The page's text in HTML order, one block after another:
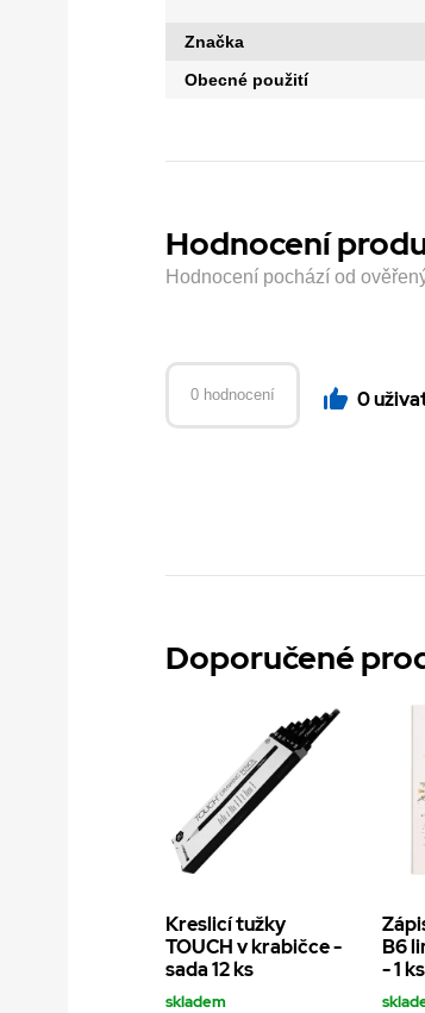
Značka
Obecné použití
Hodnocení
Hodnocení pochází od
0 hodnocení 0
Doporučené
Kreslicí tužky
TOUCH v krabičce -
sada 12 ks
skladem
B6
- 1 ks